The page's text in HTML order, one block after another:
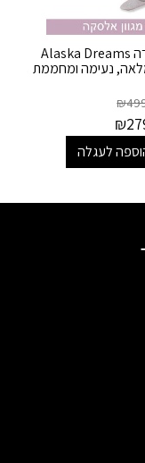
שמיכת פוך כבדה Alaska Dreams
נעימה ומחממת
₪
₪
לעגלה